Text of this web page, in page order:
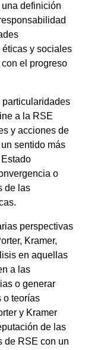
definición
y sociales
el progreso
particularidades
a la RSE
y acciones de
sentido más
o
de las
perspectivas
Kramer,
en aquellas
a las
o generar
o teorías
y Kramer
de las
de RSE con un